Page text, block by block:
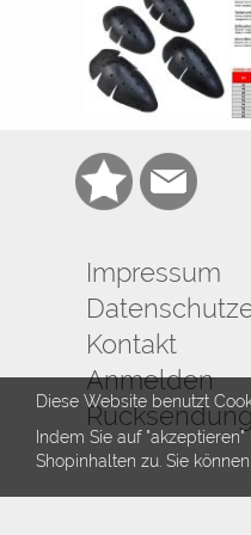
Impressum
Kontakt
Anmelden
Diese Website benutzt
Indem Sie auf
Shopinhalten zu. Sie